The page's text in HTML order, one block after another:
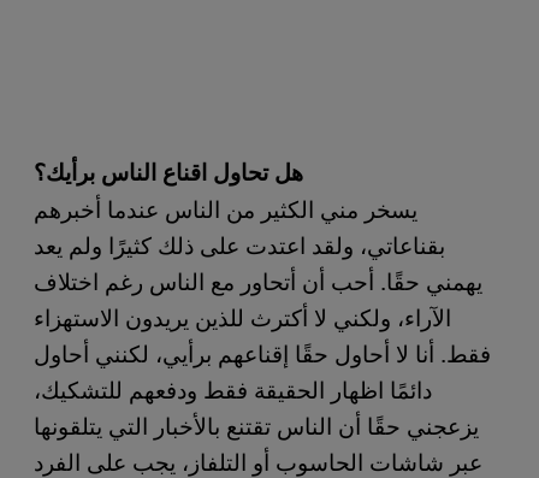
هل تحاول اقناع الناس برأيك؟
يسخر مني الكثير من الناس عندما أخبرهم
بقناعاتي، ولقد اعتدت على ذلك كثيرًا ولم يعد
يهمني حقًا. أحب أن أتحاور مع الناس رغم اختلاف
الآراء، ولكني لا أكترث للذين يريدون الاستهزاء
فقط. أنا لا أحاول حقًا إقناعهم برأيي، لكنني أحاول
دائمًا اظهار الحقيقة فقط ودفعهم للتشكيك،
يزعجني حقًا أن الناس تقتنع بالأخبار التي يتلقونها
عبر شاشات الحاسوب أو التلفاز، يجب على الفرد